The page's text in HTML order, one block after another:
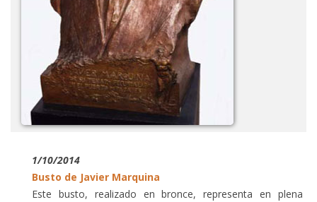
1/10/2014
Busto de Javier Marquina
Este busto, realizado en bronce, representa en plena